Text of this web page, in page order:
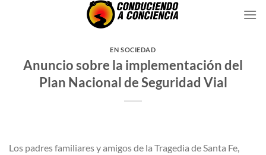
EN SOCIEDAD
Anuncio sobre la implementación del
Plan Nacional de Seguridad Vial
Los padres familiares y amigos de la Tragedia de Santa Fe,